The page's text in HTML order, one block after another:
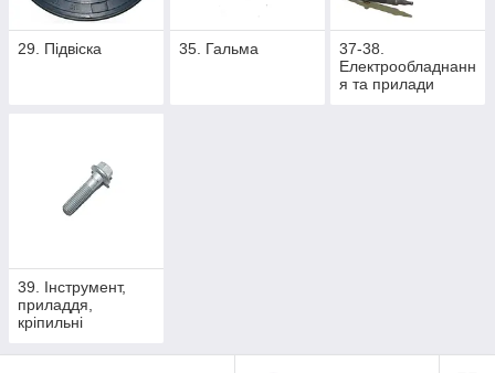
29. Підвіска 35. Гальма
37-38.
Електрообладнанн
я та прилади
39. Інструмент,
приладдя,
кріпильні